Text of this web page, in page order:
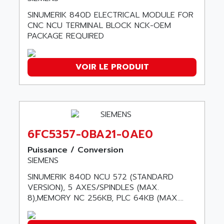
wyse
DGN
SIMATIC S5 101U
FX SERIE
CONTROL LOGIX
MAGIC
POSMO
SIMATIC TI505
PMC 1000
ACS400
AOIP
AOR
APACER
APATOR
APE
APELCO-CAREL
APEM
APLEX TECHNOLOGY
APOTEKA
APPA
APPARATEBAU HUNDSBACH
SINUMERIK 840D ELECTRICAL MODULE FOR
CNC NCU TERMINAL BLOCK NCK-OEM
PACKAGE REQUIRED
VOIR LE PRODUIT
6FC5357-0BA21-0AE0
Puissance / Conversion
SIEMENS
SINUMERIK 840D NCU 572 (STANDARD
VERSION), 5 AXES/SPINDLES (MAX.
8),MEMORY NC 256KB, PLC 64KB (MAX....